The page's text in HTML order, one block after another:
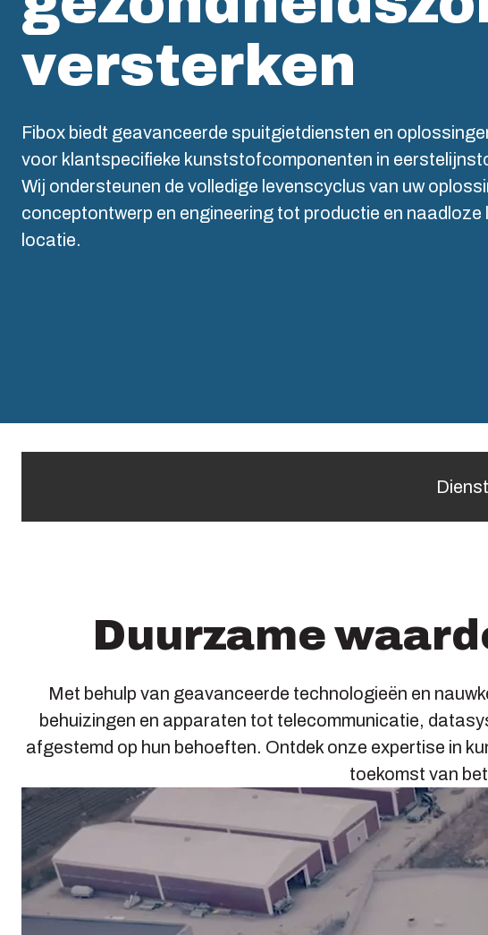
Logistiek en
versterken
Fibox biedt geavanceerde spuitgietdiensten en
voor klantspecifieke kunststofcomponenten in
Wij ondersteunen de volledige levenscyclus van uw
conceptontwerp en engineering tot productie en naadloze
locatie.
Duurzame
Met behulp van geavanceerde technologieën en
behuizingen en apparaten tot telecommunicatie,
afgestemd op hun behoeften. Ontdek onze expertise in
toekomst van